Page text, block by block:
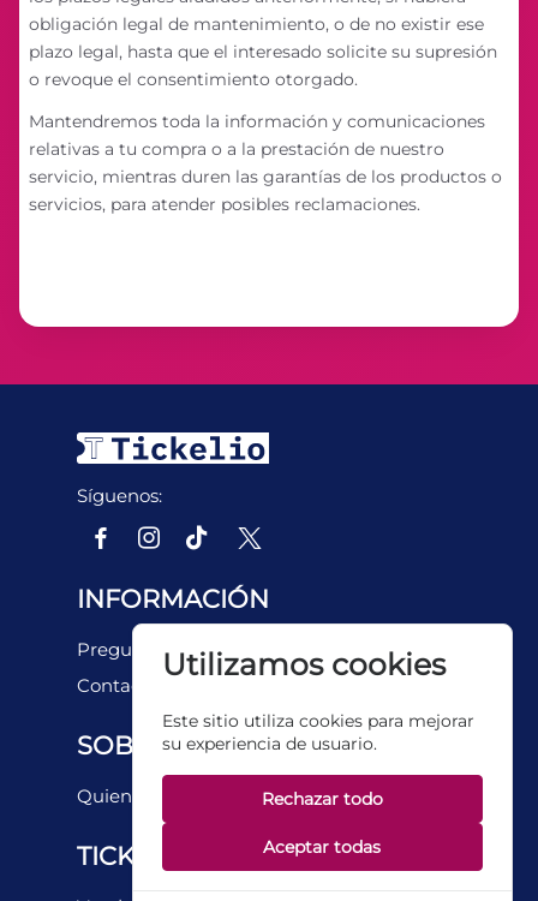
obligación legal de mantenimiento, o de no existir ese
plazo legal, hasta que el interesado solicite su supresión
o revoque el consentimiento otorgado.
Mantendremos toda la información y comunicaciones
relativas a tu compra o a la prestación de nuestro
servicio, mientras duren las garantías de los productos o
servicios, para atender posibles reclamaciones.
Síguenos:
INFORMACIÓN
Preguntas frecuentes
Contacto
SOBRE NOSOTROS
Quienes somos
TICKETERA
Utilizamos cookies
Este sitio utiliza cookies para mejorar
su experiencia de usuario.
Rechazar todo
Aceptar todas